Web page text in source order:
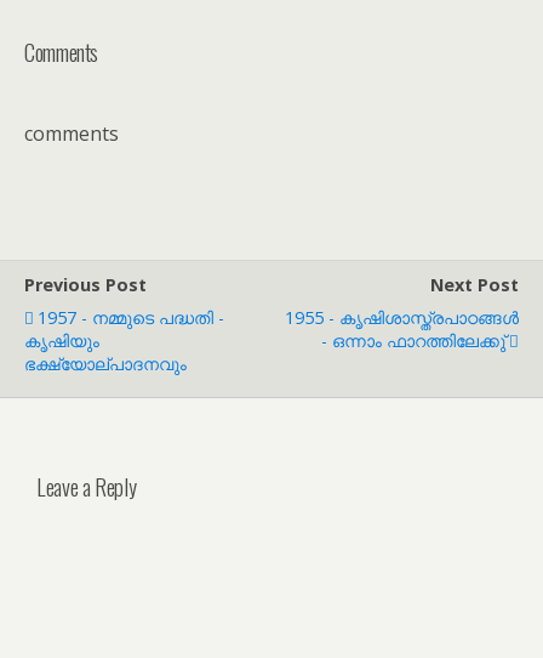
Comments
comments
Previous Post
1957 - നമ്മുടെ പദ്ധതി -
കൃഷിയും
ഭക്ഷ്യോല്പാദനവും
Next Post
1955 - കൃഷിശാസ്ത്രപാഠങ്ങൾ
- ഒന്നാം ഫാറത്തിലേക്കു്
Leave a Reply